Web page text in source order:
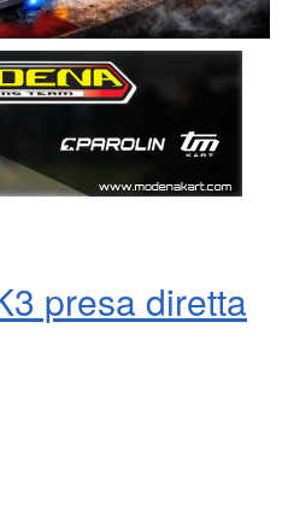
presa diretta